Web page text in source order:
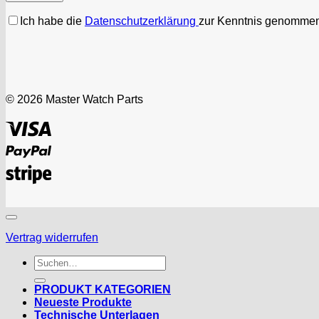
Ich habe die Datenschutzerklärung zur Kenntnis
© 2026 Master Watch Parts
PayPal
Stripe
Vertrag widerrufen
Suchen
nach:
PRODUKT KATEGORIEN
Neueste Produkte
Technische Unterlagen